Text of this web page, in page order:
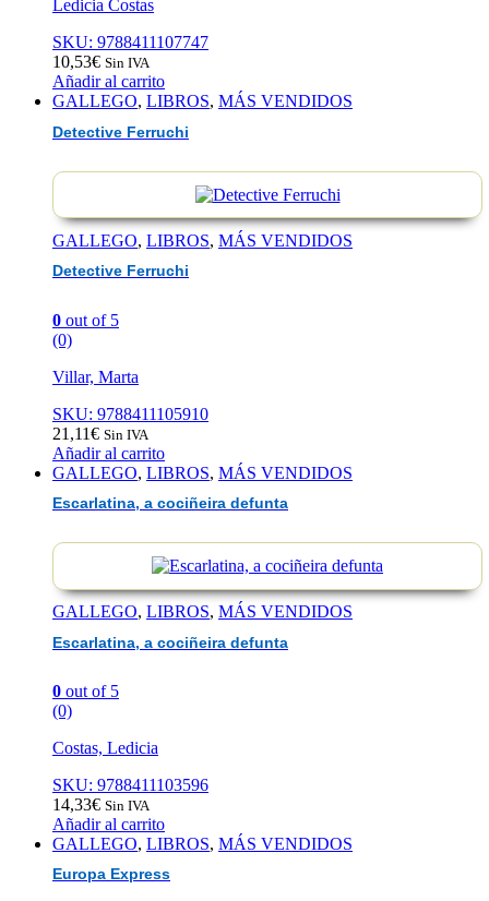
Ledicia Costas
SKU: 9788411107747
10,53€ Sin IVA
Añadir al carrito
GALLEGO, LIBROS, MÁS VENDIDOS
Detective Ferruchi
GALLEGO, LIBROS, MÁS VENDIDOS
Detective Ferruchi
0 out of 5
(0)
Villar, Marta
SKU: 9788411105910
21,11€ Sin IVA
Añadir al carrito
GALLEGO, LIBROS, MÁS VENDIDOS
Escarlatina, a cociñeira defunta
GALLEGO, LIBROS, MÁS VENDIDOS
Escarlatina, a cociñeira defunta
0 out of 5
(0)
Costas, Ledicia
SKU: 9788411103596
14,33€ Sin IVA
Añadir al carrito
GALLEGO, LIBROS, MÁS VENDIDOS
Europa Express